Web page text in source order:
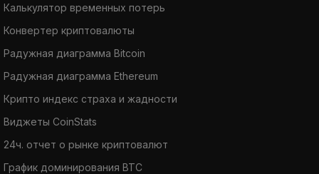
Калькулятор временных потерь
Конвертер криптовалюты
Радужная диаграмма Bitcoin
Радужная диаграмма Ethereum
Крипто индекс страха и жадности
Виджеты CoinStats
24ч. отчет о рынке криптовалют
График доминирования BTC